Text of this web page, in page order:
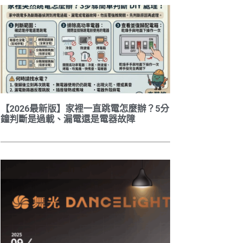
【2026最新版】家裡一直跳電怎麼辦？5分
鐘判斷是過載、漏電還是電器故障